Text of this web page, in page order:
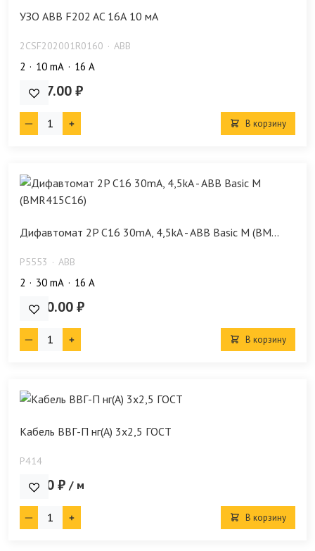
УЗО ABB F202 AC 16А 10 мА
2CSF202001R0160 ABB
2 10 mA 16 А
4 917.00 ₽
В корзину
Дифавтомат 2P C16 30mA, 4,5kA - ABB Basic M (BM...
P5553 ABB
2 30 mA 16 А
2 480.00 ₽
В корзину
Кабель ВВГ-П нг(А) 3х2,5 ГОСТ
P414
79.00 ₽ / м
В корзину